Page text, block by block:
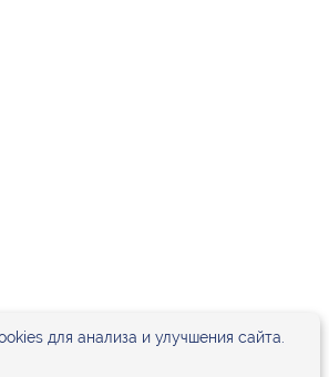
для анализа и улучшения сайта.